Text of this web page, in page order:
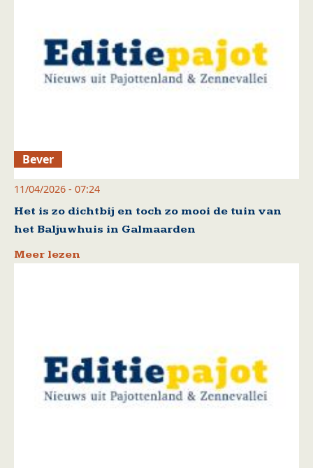
Bever
11/04/2026 - 07:24
Het is zo dichtbij en toch zo mooi de tuin van
het Baljuwhuis in Galmaarden
Meer lezen